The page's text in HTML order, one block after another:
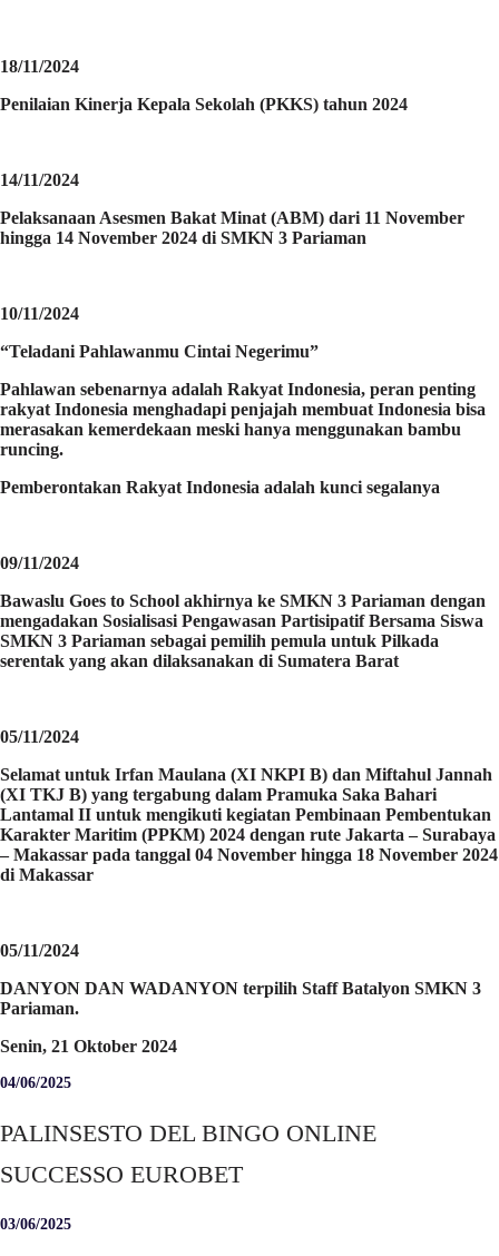
18/11/2024
Penilaian Kinerja Kepala Sekolah (PKKS) tahun 2024
14/11/2024
Pelaksanaan Asesmen Bakat Minat (ABM) dari 11 November
hingga 14 November 2024 di SMKN 3 Pariaman
10/11/2024
“Teladani Pahlawanmu Cintai Negerimu”
Pahlawan sebenarnya adalah Rakyat Indonesia, peran penting
rakyat Indonesia menghadapi penjajah membuat Indonesia bisa
merasakan kemerdekaan meski hanya menggunakan bambu
runcing.
Pemberontakan Rakyat Indonesia adalah kunci segalanya
09/11/2024
Bawaslu Goes to School akhirnya ke SMKN 3 Pariaman dengan
mengadakan Sosialisasi Pengawasan Partisipatif Bersama Siswa
SMKN 3 Pariaman sebagai pemilih pemula untuk Pilkada
serentak yang akan dilaksanakan di Sumatera Barat
05/11/2024
Selamat untuk Irfan Maulana (XI NKPI B) dan Miftahul Jannah
(XI TKJ B) yang tergabung dalam Pramuka Saka Bahari
Lantamal II untuk mengikuti kegiatan Pembinaan Pembentukan
Karakter Maritim (PPKM) 2024 dengan rute Jakarta – Surabaya
– Makassar pada tanggal 04 November hingga 18 November 2024
di Makassar
05/11/2024
DANYON DAN WADANYON terpilih Staff Batalyon SMKN 3
Pariaman.
Senin, 21 Oktober 2024
04/06/2025
PALINSESTO DEL BINGO ONLINE
SUCCESSO EUROBET
03/06/2025